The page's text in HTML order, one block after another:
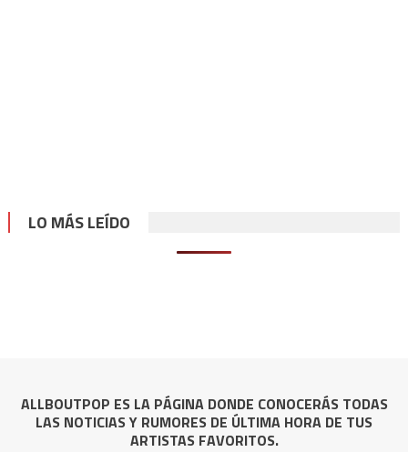
LO MÁS LEÍDO
ALLBOUTPOP ES LA PÁGINA DONDE CONOCERÁS TODAS
LAS NOTICIAS Y RUMORES DE ÚLTIMA HORA DE TUS
ARTISTAS FAVORITOS.